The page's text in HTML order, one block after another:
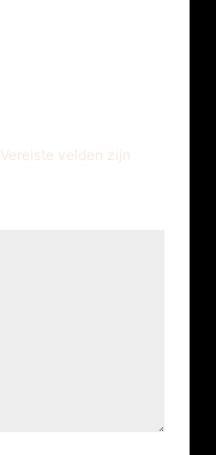
Vereiste velden zijn